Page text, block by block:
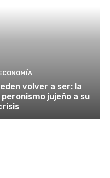
volver a ser: la
jujeño a su